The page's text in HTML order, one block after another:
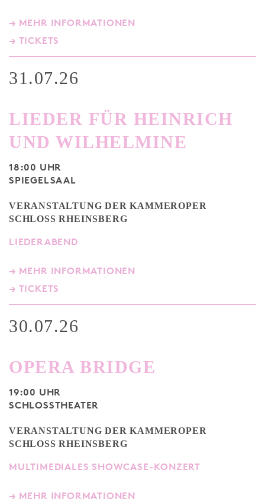
→ MEHR INFORMATIONEN
→ TICKETS
31.07.26
LIEDER FÜR HEINRICH
UND WILHELMINE
18:00 UHR
SPIEGELSAAL
VERANSTALTUNG DER KAMMEROPER
SCHLOSS RHEINSBERG
LIEDERABEND
→ MEHR INFORMATIONEN
→ TICKETS
30.07.26
OPERA BRIDGE
19:00 UHR
SCHLOSSTHEATER
VERANSTALTUNG DER KAMMEROPER
SCHLOSS RHEINSBERG
MULTIMEDIALES SHOWCASE-KONZERT
→ MEHR INFORMATIONEN